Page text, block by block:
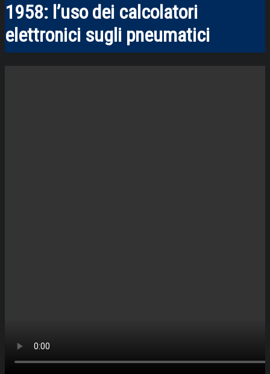
1958: l’uso dei calcolatori
elettronici sugli pneumatici